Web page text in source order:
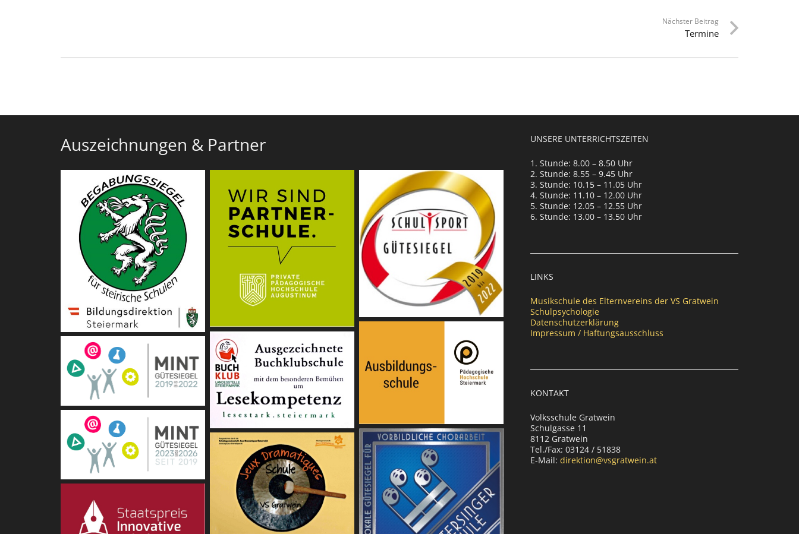
Nächster Beitrag
Termine
Auszeichnungen & Partner UNSERE UNTERRICHTSZEITEN
1. Stunde: 8.00 – 8.50 Uhr
2. Stunde: 8.55 – 9.45 Uhr
3. Stunde: 10.15 – 11.05 Uhr
4. Stunde: 11.10 – 12.00 Uhr
5. Stunde: 12.05 – 12.55 Uhr
6. Stunde: 13.00 – 13.50 Uhr
LINKS
Musikschule des Elternvereins der VS Gratwein
Schulpsychologie
Datenschutzerklärung
Impressum / Haftungsausschluss
KONTAKT
Volksschule Gratwein
Schulgasse 11
8112 Gratwein
Tel./Fax: 03124 / 51838
E-Mail: direktion@vsgratwein.at